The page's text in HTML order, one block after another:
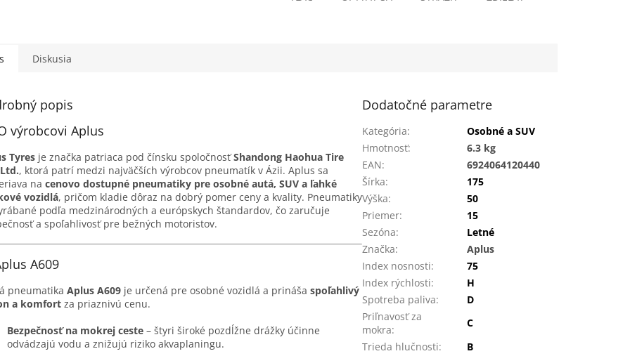
Diskusia
popis
výrobcovi Aplus
Tyres je značka patriaca pod čínsku spoločnosťShandong Haohua Tire
, ktorá patrí medzi najväčších výrobcov pneumatík v Ázii. Aplus sa
na cenovo dostupné pneumatiky pre osobné autá, SUV a ľahké
vozidlá, pričom kladie dôraz na dobrý pomer ceny a kvality. Pneumatiky
podľa medzinárodných a európskych štandardov, čo zaručuje
a spoľahlivosť pre bežných motoristov.
A609
pneumatika Aplus A609 je určená pre osobné vozidlá a prináša spoľahlivý
a komfort za priaznivú cenu.
Bezpečnosť na mokrej ceste – štyri široké pozdĺžne drážky účinne
odvádzajú vodu a znižujú riziko akvaplaningu.
Dodatočné parametre
Kategória:
Osobné a SUV
Hmotnosť:
6.3 kg
EAN:
6924064120440
Šírka:
175
Výška:
50
Priemer:
15
Sezóna:
Letné
Značka:
Aplus
Index nosnosti:
75
Index rýchlosti:
H
Spotreba paliva:
D
Priľnavosť za
mokra:
C
Trieda hlučnosti:
B